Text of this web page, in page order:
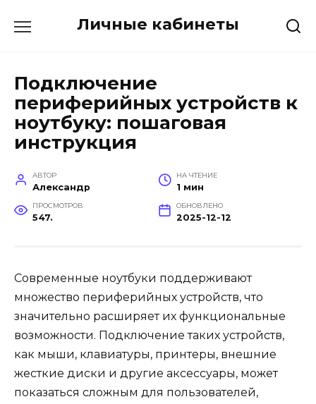
Личные кабинеты
Подключение
периферийных устройств к
ноутбуку: пошаговая
инструкция
АВТОР
Александр
НА ЧТЕНИЕ
1 мин
ПРОСМОТРОВ
547.
ОБНОВЛЕНО
2025-12-12
Современные ноутбуки поддерживают
множество периферийных устройств, что
значительно расширяет их функциональные
возможности. Подключение таких устройств,
как мыши, клавиатуры, принтеры, внешние
жесткие диски и другие аксессуары, может
показаться сложным для пользователей,